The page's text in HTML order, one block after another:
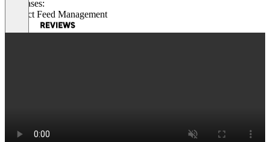
Use cases:
Product Feed Management